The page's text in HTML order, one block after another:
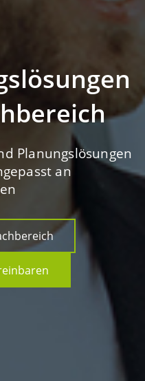
Planungslösungen
an